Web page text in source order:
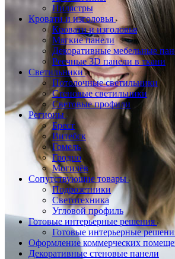
Пилястры
Кровати и изголовья
Кровати и изголовья
Мягкие панели
Декоративные мебельные
Реечные 3D панели в ткани
Светильники
Потолочные светильники
Стеновые светильники
Световые профили
Регионы
Брест
Витебск
Гомель
Гродно
Могилёв
Сопутствующие товары
Подрозетники
Светотехника
Угловой профиль
Готовые интерьерные решения
Готовые интерьерные
Оформление коммерческих
Декоративные стеновые панели